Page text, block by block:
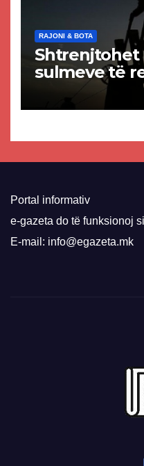
RAJONI & BOTA
Shtrenjtohet
sulmeve të
Portal informativ
e-gazeta do të funksionoj
E-mail: info@egazeta.mk